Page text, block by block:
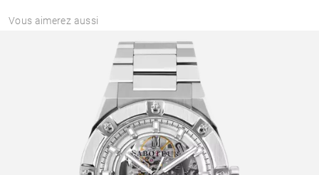
Vous aimerez aussi